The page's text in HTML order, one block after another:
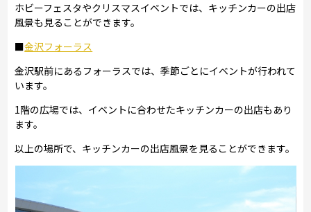
ホビーフェスタやクリスマスイベントでは、キッチンカーの出店
風景も見ることができます。
■金沢フォーラス
金沢駅前にあるフォーラスでは、季節ごとにイベントが行われて
います。
1階の広場では、イベントに合わせたキッチンカーの出店もあり
ます。
以上の場所で、キッチンカーの出店風景を見ることができます。